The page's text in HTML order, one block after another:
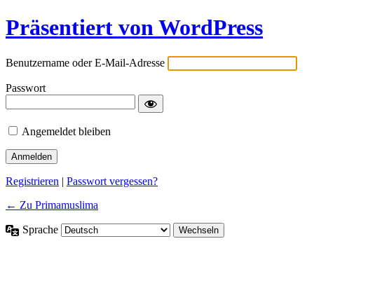
Präsentiert von WordPress
Benutzername oder E-Mail-Adresse
Passwort
Angemeldet bleiben
Registrieren | Passwort vergessen?
← Zu Primamuslima
Sprache